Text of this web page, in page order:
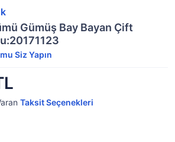
Gümüş Bay Bayan Çift
Siz Yapın
Taksit Seçenekleri